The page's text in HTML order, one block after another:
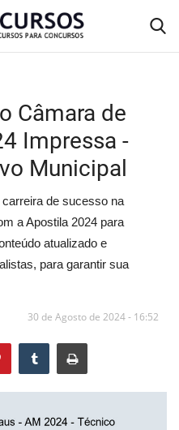
Câmara de
Impressa -
Municipal
de sucesso na
a Apostila 2024 para
atualizado e
para garantir sua
30 de Agosto de 2024 - 16:52